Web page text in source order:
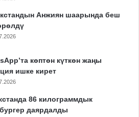
Анжиян шаарында беш
көптөн күткөн жаңы
ишке кирет
86 килограммдык
даярдалды